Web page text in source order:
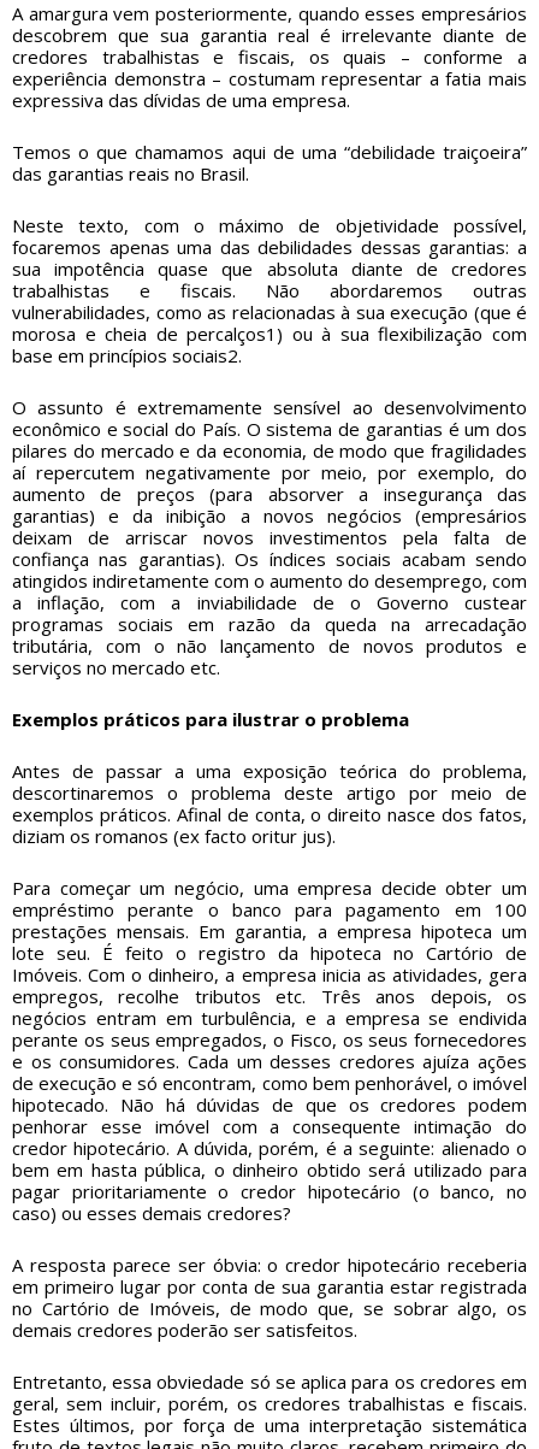
A amargura vem posteriormente, quando esses empresários
descobrem que sua garantia real é irrelevante diante de
credores trabalhistas e fiscais, os quais – conforme a
experiência demonstra – costumam representar a fatia mais
expressiva das dívidas de uma empresa.
Temos o que chamamos aqui de uma “debilidade traiçoeira”
das garantias reais no Brasil.
Neste texto, com o máximo de objetividade possível,
focaremos apenas uma das debilidades dessas garantias: a
sua impotência quase que absoluta diante de credores
trabalhistas e fiscais. Não abordaremos outras
vulnerabilidades, como as relacionadas à sua execução (que é
morosa e cheia de percalços1) ou à sua flexibilização com
base em princípios sociais2.
O assunto é extremamente sensível ao desenvolvimento
econômico e social do País. O sistema de garantias é um dos
pilares do mercado e da economia, de modo que fragilidades
aí repercutem negativamente por meio, por exemplo, do
aumento de preços (para absorver a insegurança das
garantias) e da inibição a novos negócios (empresários
deixam de arriscar novos investimentos pela falta de
confiança nas garantias). Os índices sociais acabam sendo
atingidos indiretamente com o aumento do desemprego, com
a inflação, com a inviabilidade de o Governo custear
programas sociais em razão da queda na arrecadação
tributária, com o não lançamento de novos produtos e
serviços no mercado etc.
Exemplos práticos para ilustrar o problema
Antes de passar a uma exposição teórica do problema,
descortinaremos o problema deste artigo por meio de
exemplos práticos. Afinal de conta, o direito nasce dos fatos,
diziam os romanos (ex facto oritur jus).
Para começar um negócio, uma empresa decide obter um
empréstimo perante o banco para pagamento em 100
prestações mensais. Em garantia, a empresa hipoteca um
lote seu. É feito o registro da hipoteca no Cartório de
Imóveis. Com o dinheiro, a empresa inicia as atividades, gera
empregos, recolhe tributos etc. Três anos depois, os
negócios entram em turbulência, e a empresa se endivida
perante os seus empregados, o Fisco, os seus fornecedores
e os consumidores. Cada um desses credores ajuíza ações
de execução e só encontram, como bem penhorável, o imóvel
hipotecado. Não há dúvidas de que os credores podem
penhorar esse imóvel com a consequente intimação do
credor hipotecário. A dúvida, porém, é a seguinte: alienado o
bem em hasta pública, o dinheiro obtido será utilizado para
pagar prioritariamente o credor hipotecário (o banco, no
caso) ou esses demais credores?
A resposta parece ser óbvia: o credor hipotecário receberia
em primeiro lugar por conta de sua garantia estar registrada
no Cartório de Imóveis, de modo que, se sobrar algo, os
demais credores poderão ser satisfeitos.
Entretanto, essa obviedade só se aplica para os credores em
geral, sem incluir, porém, os credores trabalhistas e fiscais.
Estes últimos, por força de uma interpretação sistemática